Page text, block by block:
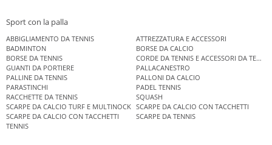
Sport con la palla
ABBIGLIAMENTO DA TENNIS
ATTREZZATURA E ACCESSORI
BADMINTON
BORSE DA CALCIO
BORSE DA TENNIS
CORDE DA TENNIS E ACCESSORI DA TENNIS
GUANTI DA PORTIERE
PALLACANESTRO
PALLINE DA TENNIS
PALLONI DA CALCIO
PARASTINCHI
PADEL TENNIS
RACCHETTE DA TENNIS
SQUASH
SCARPE DA CALCIO TURF E MULTINOCK SCARPE DA CALCIO CON TACCHETTI
SCARPE DA CALCIO CON TACCHETTI
SCARPE DA TENNIS
TENNIS